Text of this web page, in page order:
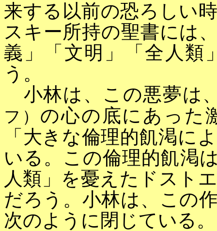
来する以前の恐ろしい
スキー所持の聖書には
義」「文明」「全人類
う。
小林は、この悪夢は
フ） の心の底にあった
「大きな倫理的飢渇に
いる。この倫理的飢渇
人類」を憂えたドスト
だろう。小林は、この
次のように閉じている。